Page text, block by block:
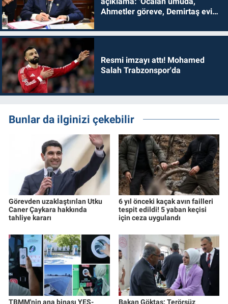
Ahmetler göreve, Demirtaş evine
Resmi imzayı attı! Mohamed
Salah Trabzonspor'da
Bunlar da ilginizi çekebilir
Görevden uzaklaştırılan Utku
Caner Çaykara hakkında
tahliye kararı
6 yıl önceki kaçak avın failleri
tespit edildi! 5 yaban keçisi
için ceza uygulandı
TBMM'nin ana binası YES- Bakan Göktaş: Terörsüz